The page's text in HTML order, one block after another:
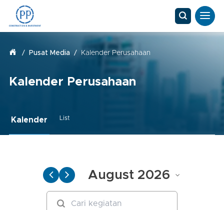
/ Pusat Media / Kalender Perusahaan
Kalender Perusahaan
Kalender List
August 2026